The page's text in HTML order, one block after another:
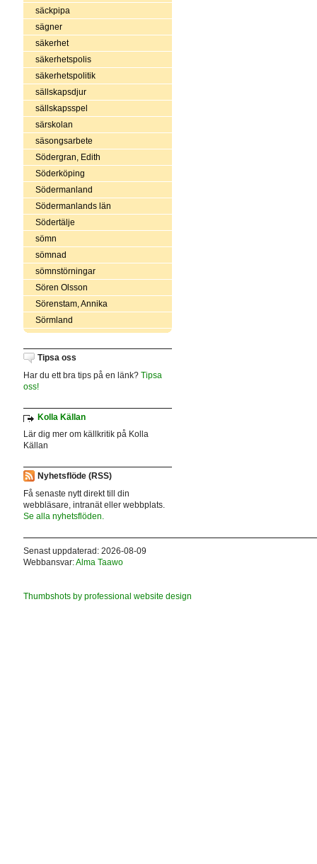
säckpipa
sägner
säkerhet
säkerhetspolis
säkerhetspolitik
sällskapsdjur
sällskapsspel
särskolan
säsongsarbete
Södergran, Edith
Söderköping
Södermanland
Södermanlands län
Södertälje
sömn
sömnad
sömnstörningar
Sören Olsson
Sörenstam, Annika
Sörmland
Tipsa oss
Har du ett bra tips på en länk? Tipsa
oss!
Kolla Källan
Lär dig mer om källkritik på Kolla
Källan
Nyhetsflöde (RSS)
Få senaste nytt direkt till din
webbläsare, intranät eller webbplats.
Se alla nyhetsflöden.
Senast uppdaterad: 2026-08-09
Webbansvar:Alma Taawo
Thumbshots by professional website design